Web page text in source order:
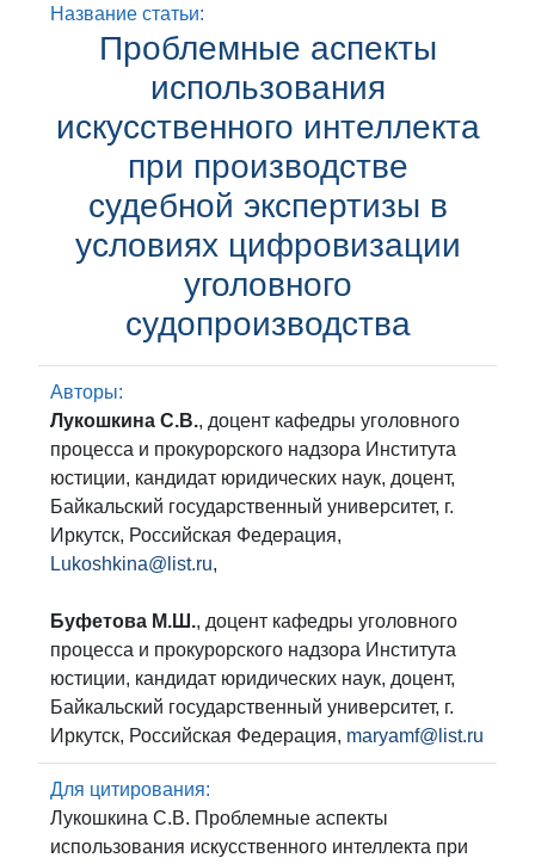
Название статьи:
Проблемные аспекты
использования
искусственного интеллекта
при производстве
судебной экспертизы в
условиях цифровизации
уголовного
судопроизводства
Авторы:
Лукошкина С.В., доцент кафедры уголовного
процесса и прокурорского надзора Института
юстиции, кандидат юридических наук, доцент,
Байкальский государственный университет, г.
Иркутск, Российская Федерация,
Lukoshkina@list.ru,
Буфетова М.Ш., доцент кафедры уголовного
процесса и прокурорского надзора Института
юстиции, кандидат юридических наук, доцент,
Байкальский государственный университет, г.
Иркутск, Российская Федерация, maryamf@list.ru
Для цитирования:
Лукошкина С.В. Проблемные аспекты
использования искусственного интеллекта при